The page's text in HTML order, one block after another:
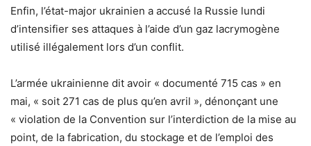
Enfin, l’état-major ukrainien a accusé la Russie lundi
d’intensifier ses attaques à l’aide d’un gaz lacrymogène
utilisé illégalement lors d’un conflit.
L’armée ukrainienne dit avoir « documenté 715 cas » en
mai, « soit 271 cas de plus qu’en avril », dénonçant une
« violation de la Convention sur l’interdiction de la mise au
point, de la fabrication, du stockage et de l’emploi des